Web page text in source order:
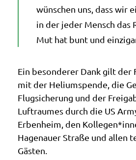
wünschen uns, dass wir
in der jeder Mensch das
Mut hat bunt und
Ein besonderer Dank gilt der
mit der Heliumspende, die
Flugsicherung und der
Luftraumes durch die US
Erbenheim, den
Hagenauer Straße und allen
Gästen.